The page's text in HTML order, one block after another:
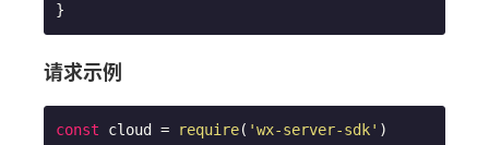
请求示例
const cloud = require( 'wx-server-sdk' )